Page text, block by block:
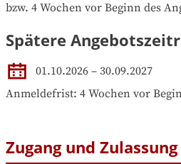
bzw. 4 Wochen vor Beginn des
Spätere
01.10.2026 – 30.09.2027
Anmeldefrist: 4 Wochen vor
Zugang und Zulassung